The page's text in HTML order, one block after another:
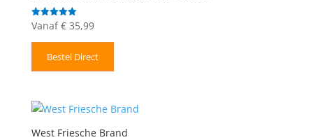
Gewaardeerd
5.00
uit 5
Vanaf €35,99
Bestel Direct
West Friesche Brand